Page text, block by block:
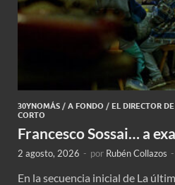
30YNOMÁS / A FONDO / EL DIRECTOR
CORTO
Francesco Sossai… a
2 agosto, 2026 - por Rubén Collazos -
En la secuencia inicial de La